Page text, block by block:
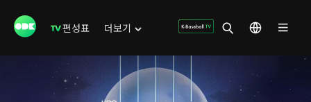
편성표 더보기